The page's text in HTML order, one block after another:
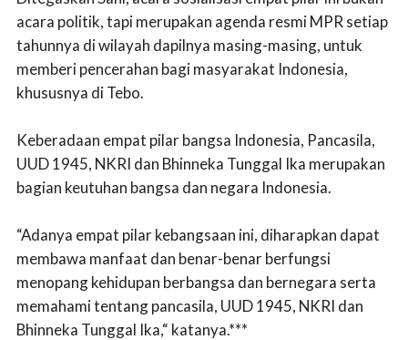
acara politik, tapi merupakan agenda resmi MPR setiap
tahunnya di wilayah dapilnya masing-masing, untuk
memberi pencerahan bagi masyarakat Indonesia,
khususnya di Tebo.
Keberadaan empat pilar bangsa Indonesia, Pancasila,
UUD 1945, NKRI dan Bhinneka Tunggal Ika merupakan
bagian keutuhan bangsa dan negara Indonesia.
“Adanya empat pilar kebangsaan ini, diharapkan dapat
membawa manfaat dan benar-benar berfungsi
menopang kehidupan berbangsa dan bernegara serta
memahami tentang pancasila, UUD 1945, NKRI dan
Bhinneka Tunggal Ika,“ katanya.***